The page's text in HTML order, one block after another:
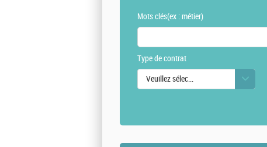
Mots clés(ex : métier)
Type de contrat
Veuillez sélectionner une ou des valeurs